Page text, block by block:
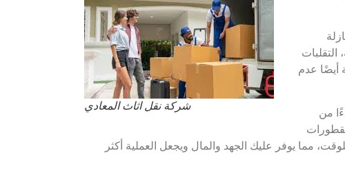
شركة نقل اثاث المعادي
أيضًا عدم
من
مما يوفر عليك الجهد والمال ويجعل العملية أكثر